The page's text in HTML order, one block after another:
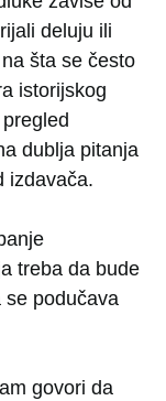
deluju ili
šta se često
istorijskog
dublja pitanja
izdavača.
treba da bude
se podučava
govori da